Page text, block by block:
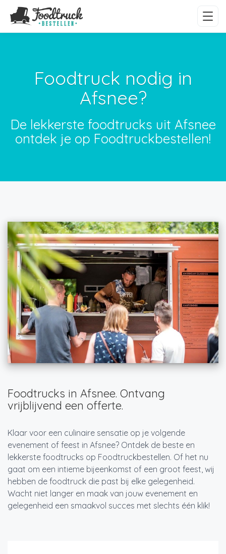
Foodtruck nodig in
Afsnee?
De lekkerste foodtrucks uit Afsnee
ontdek je op Foodtruckbestellen!
Foodtrucks in Afsnee. Ontvang
vrijblijvend een offerte.
Klaar voor een culinaire sensatie op je volgende
evenement of feest in Afsnee? Ontdek de beste en
lekkerste foodtrucks op Foodtruckbestellen. Of het nu
gaat om een intieme bijeenkomst of een groot feest, wij
hebben de foodtruck die past bij elke gelegenheid.
Wacht niet langer en maak van jouw evenement en
gelegenheid een smaakvol succes met slechts één klik!